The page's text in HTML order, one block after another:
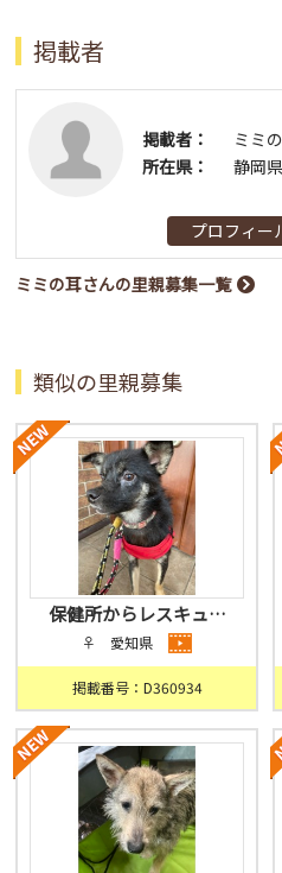
掲載者
掲載者：
ミミ
所在県：
静岡県
プロフィー
ミミの耳さんの里親募集一覧
類似の里親募集
保健所からレスキュ…
♀ 愛知県
掲載番号：D360934